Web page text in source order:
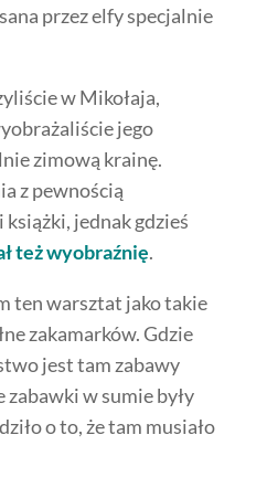
przez elfy specjalnie
w Mikołaja,
jego
zimową krainę.
z pewnością
jednak gdzieś
też wyobraźnię.
ten warsztat jako takie
zakamarków. Gdzie
jest tam zabawy
zabawki w sumie były
o to, że tam musiało